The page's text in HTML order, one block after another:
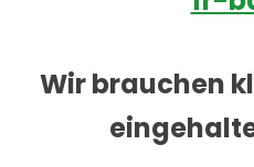
Wir brauchen